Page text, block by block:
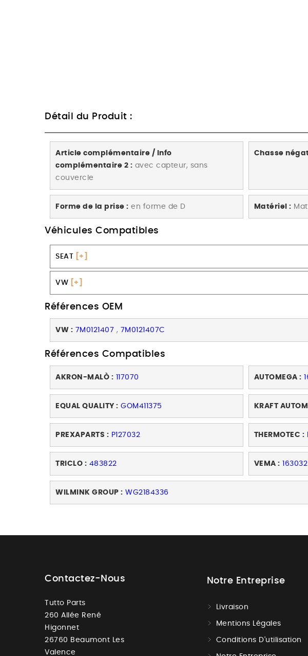
Détail du Produit :
Article complémentaire / Info
complémentaire 2 : avec capteur, sans
couvercle
Chasse
Forme de la prise : en forme de D Matériel :
Véhicules Compatibles
SEAT [+]
VW [+]
Références OEM
VW : 7M0121407 , 7M0121407C
Références Compatibles
AKRON-MALÒ : 117070 AUTOMEGA :
EQUAL QUALITY : GOM411375 KRAFT
PREXAPARTS : P127032 THERMOTEC :
TRICLO : 483822 VEMA : 163032
WILMINK GROUP : WG2184336
Contactez-Nous
Tutto Parts
260 Allée René
Higonnet
26760 Beaumont Les
Valence
Notre Entreprise
Livraison
Mentions Légales
Conditions D'utilisation